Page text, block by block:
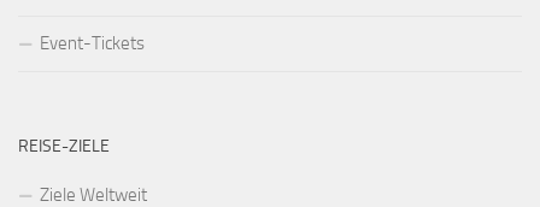
Event-Tickets
REISE-ZIELE
Ziele Weltweit